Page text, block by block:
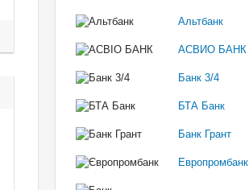
Альтбанк
АСВИО БАНК
Банк 3/4
БТА Банк
Банк Грант
Европромбанк